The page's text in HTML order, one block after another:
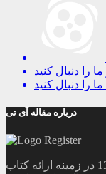
ما را دنبال کنید
ما را دنبال کنید
درباره مقاله آی تی
وبسایت مقاله آی تی از آبان ماه سال 1392 در زمینه ارائه کتاب